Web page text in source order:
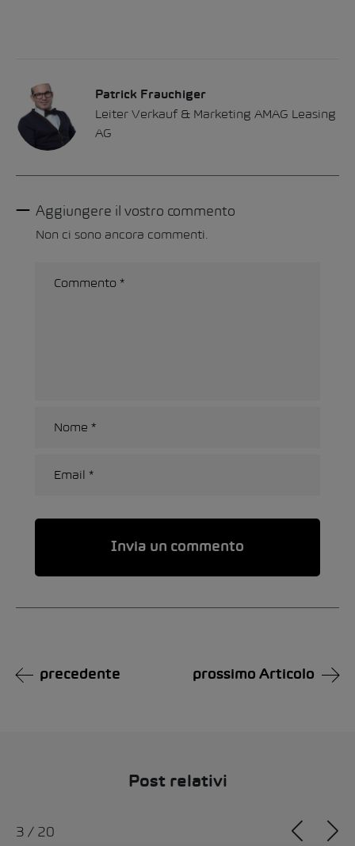
Patrick Frauchiger
Leiter Verkauf & Marketing AMAG Leasing
AG
Aggiungere il vostro commento
Non ci sono ancora commenti.
precedente prossimo Articolo
Post relativi
3 / 20